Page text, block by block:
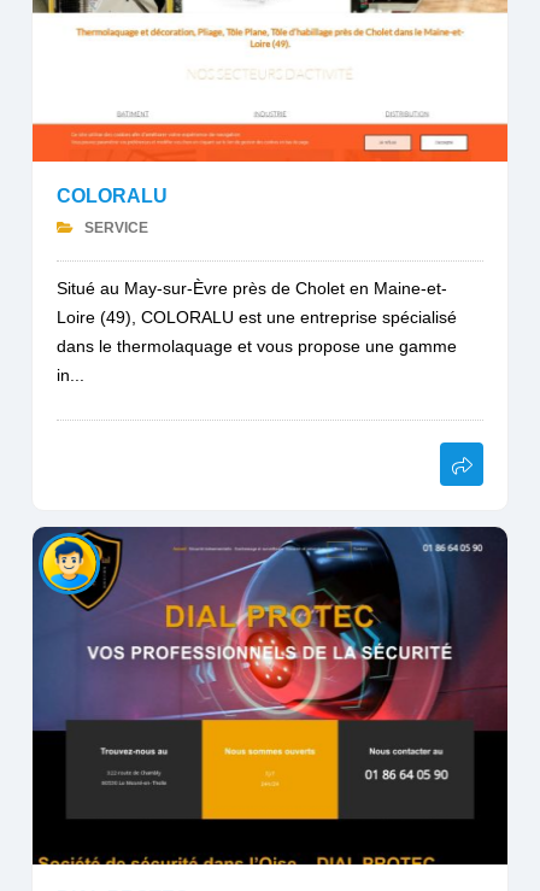
COLORALU
SERVICE
Situé au May-sur-Èvre près de Cholet en Maine-et-
Loire (49), COLORALU est une entreprise spécialisé
dans le thermolaquage et vous propose une gamme
in...